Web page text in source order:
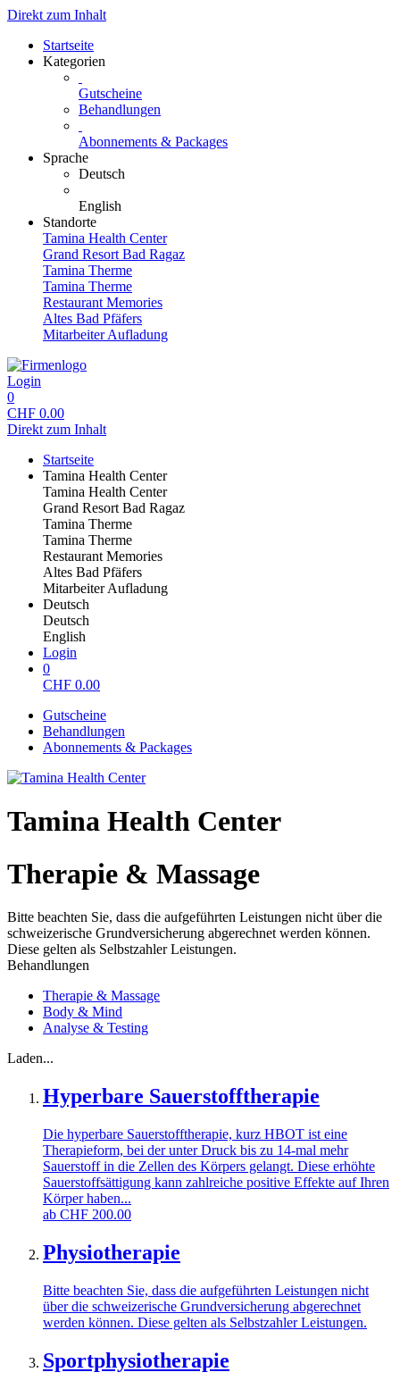
Direkt zum Inhalt
Startseite
Kategorien
Gutscheine
Behandlungen
Abonnements & Packages
Sprache
Deutsch
English
Standorte
Tamina Health Center
Grand Resort Bad Ragaz
Tamina Therme
Tamina Therme
Restaurant Memories
Altes Bad Pfäfers
Mitarbeiter Aufladung
Login
0
CHF 0.00
Direkt zum Inhalt
Startseite
Tamina Health Center
Tamina Health Center
Grand Resort Bad Ragaz
Tamina Therme
Tamina Therme
Restaurant Memories
Altes Bad Pfäfers
Mitarbeiter Aufladung
Deutsch
Deutsch
English
Login
0
CHF 0.00
Gutscheine
Behandlungen
Abonnements & Packages
Tamina Health Center
Therapie & Massage
Bitte beachten Sie, dass die aufgeführten Leistungen nicht über die
schweizerische Grundversicherung abgerechnet werden können.
Diese gelten als Selbstzahler Leistungen.
Behandlungen
Therapie & Massage
Body & Mind
Analyse & Testing
Laden...
Hyperbare Sauerstofftherapie
Die hyperbare Sauerstofftherapie, kurz HBOT ist eine
Therapieform, bei der unter Druck bis zu 14-mal mehr
Sauerstoff in die Zellen des Körpers gelangt. Diese erhöhte
Sauerstoffsättigung kann zahlreiche positive Effekte auf Ihren
Körper haben...
ab CHF 200.00
Physiotherapie
Bitte beachten Sie, dass die aufgeführten Leistungen nicht
über die schweizerische Grundversicherung abgerechnet
werden können. Diese gelten als Selbstzahler Leistungen.
Sportphysiotherapie